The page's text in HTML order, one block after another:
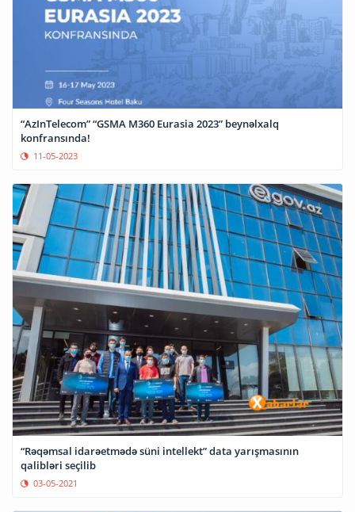
“AzInTelecom” “GSMA M360 Eurasia 2023” beynəlxalq
konfransında!
11-05-2023
“Rəqəmsal idarəetmədə süni intellekt” data yarışmasının
qalibləri seçilib
03-05-2021